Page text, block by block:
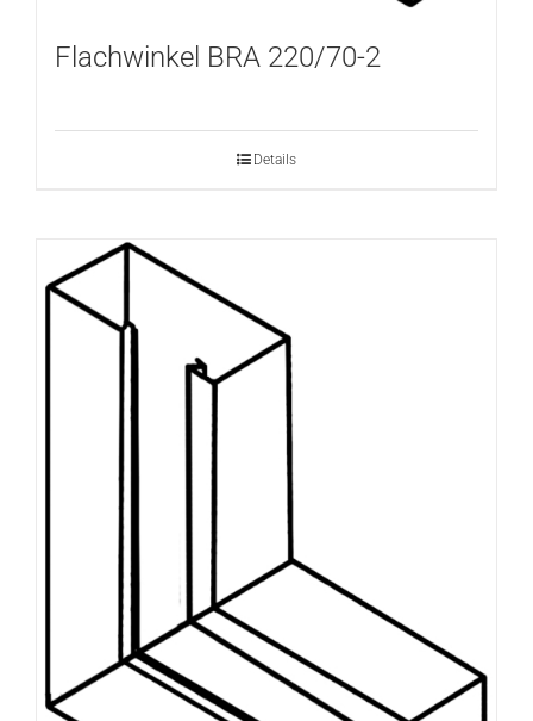
Flachwinkel BRA 220/70-2
Details